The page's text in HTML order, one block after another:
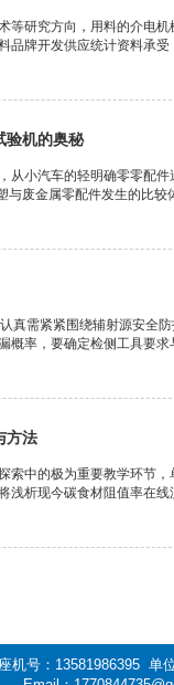
等研究方向，用料的介电
品牌开发供应统计资料承
验机的奥秘
从小汽车的轻明确零零配
废金属零配件发生的比较
真需紧紧围绕辅射源安全
概率，要确定检侧工具要
方法
索中的极为重要教学环节
浅析现今碳食材阻值率在
号：13581986395 单